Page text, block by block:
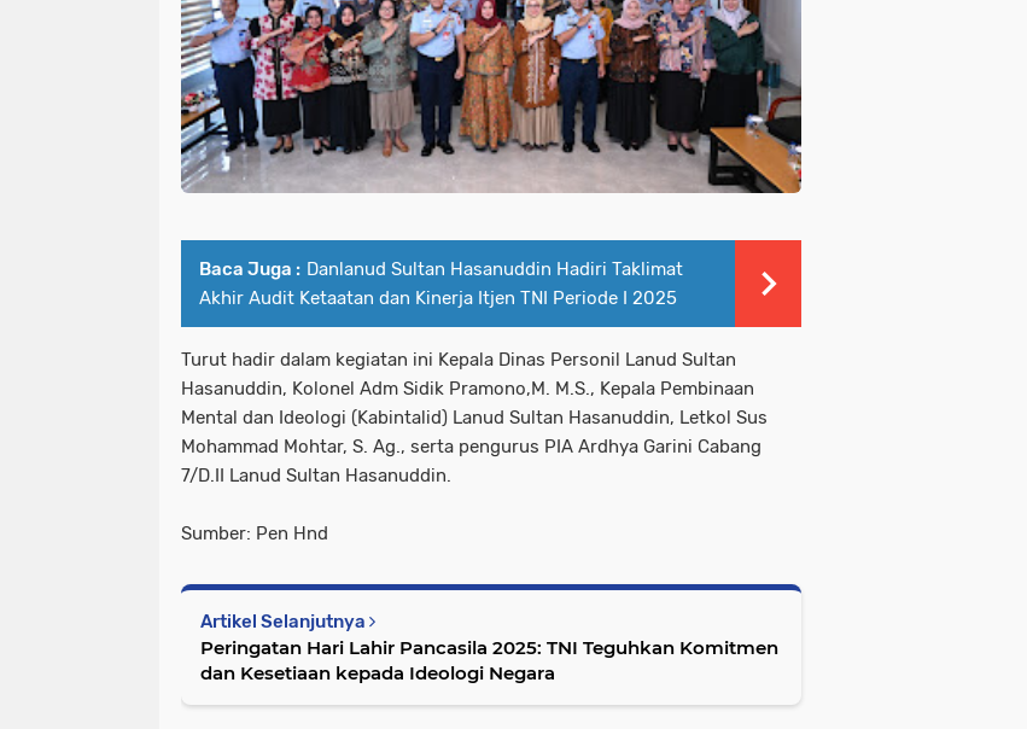
Baca Juga : Danlanud Sultan Hasanuddin Hadiri Taklimat
Akhir Audit Ketaatan dan Kinerja Itjen TNI Periode I 2025
Turut hadir dalam kegiatan ini Kepala Dinas Personil Lanud Sultan
Hasanuddin, Kolonel Adm Sidik Pramono,M. M.S., Kepala Pembinaan
Mental dan Ideologi (Kabintalid) Lanud Sultan Hasanuddin, Letkol Sus
Mohammad Mohtar, S. Ag., serta pengurus PIA Ardhya Garini Cabang
7/D.II Lanud Sultan Hasanuddin.
Sumber: Pen Hnd
Artikel Selanjutnya
Peringatan Hari Lahir Pancasila 2025: TNI Teguhkan Komitmen
dan Kesetiaan kepada Ideologi Negara